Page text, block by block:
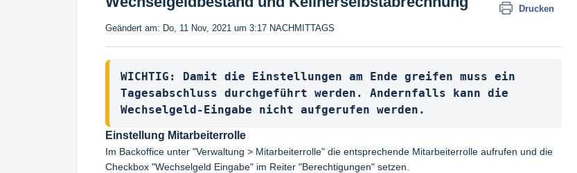
Drucken
Geändert am: Do, 11 Nov, 2021 um 3:17 NACHMITTAGS
WICHTIG: Damit die Einstellungen am Ende greifen muss ein
Tagesabschluss durchgeführt werden. Andernfalls kann die
Wechselgeld-Eingabe nicht aufgerufen werden.
Einstellung Mitarbeiterrolle
Im Backoffice unter "Verwaltung > Mitarbeiterrolle" die entsprechende Mitarbeiterrolle aufrufen und die
Checkbox "Wechselgeld Eingabe" im Reiter "Berechtigungen" setzen.